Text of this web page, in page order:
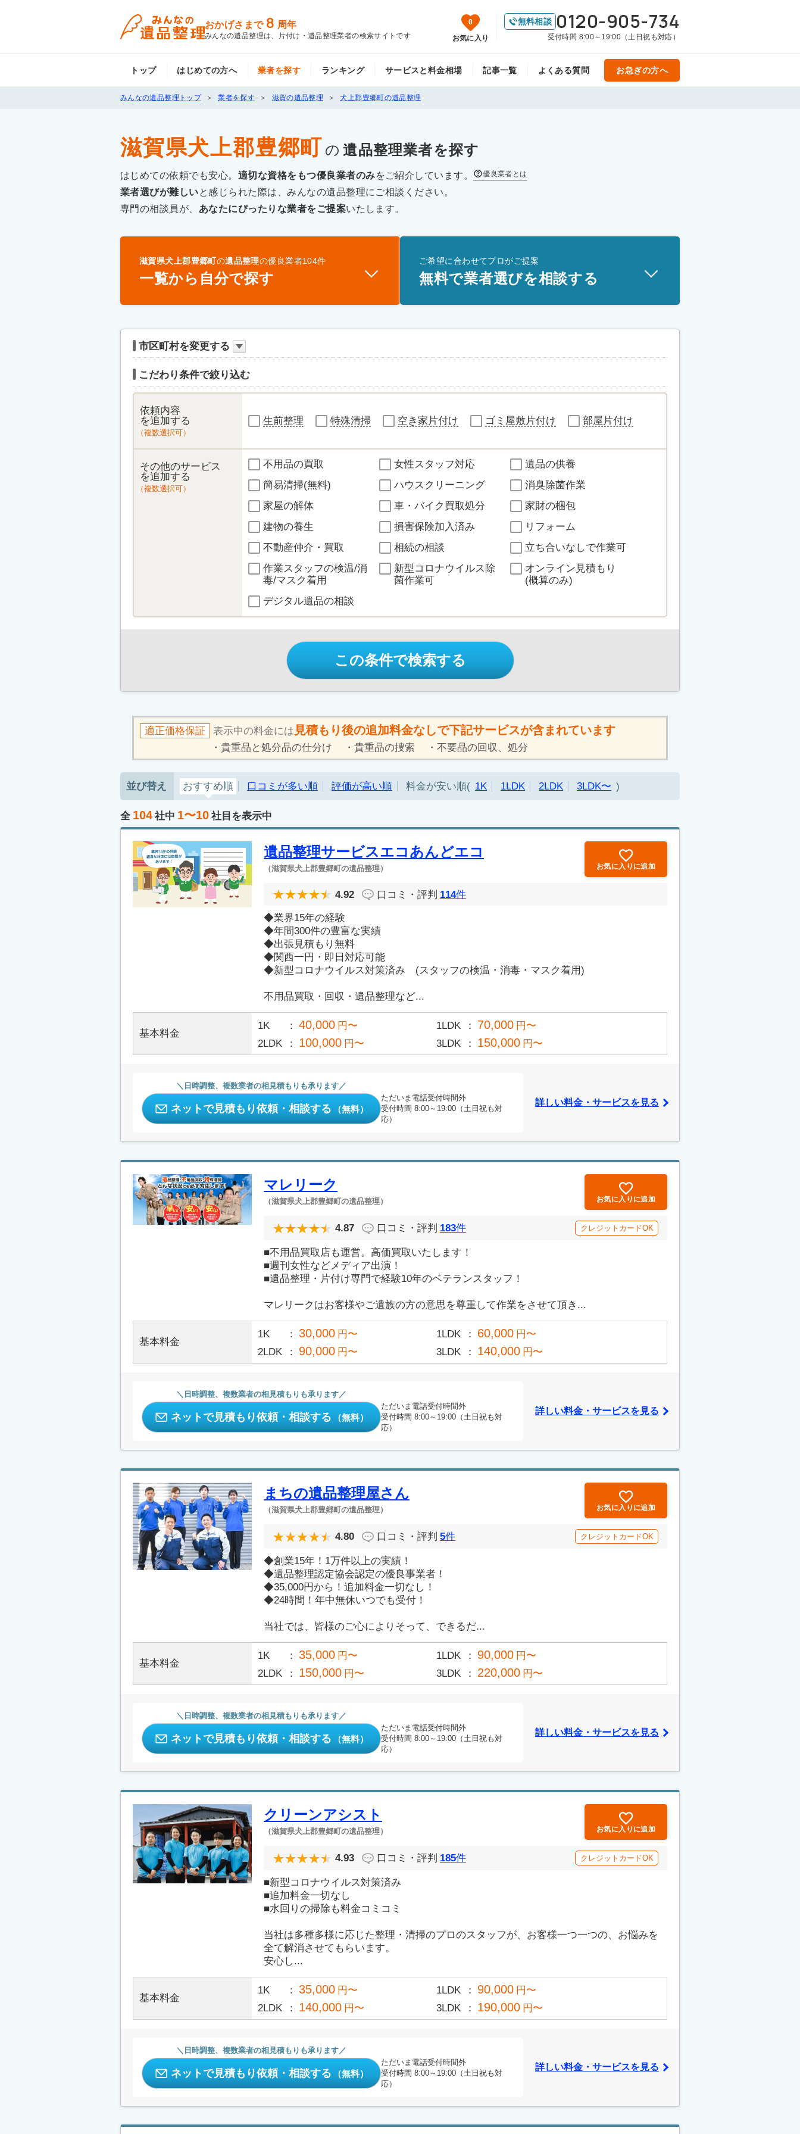
おかげさまで 8 周年
みんなの遺品整理は、片付け・遺品整理業者の検索サイトです
0
お気に入り
無料相談 0120-905-734
受付時間 8:00～19:00（土日祝も対応）
トップ はじめての方へ 業者を探す ランキング サービスと料金相場 記事一覧 よくある質問 お急ぎの方へ
みんなの遺品整理トップ 業者を探す 滋賀の遺品整理 犬上郡豊郷町の遺品整理
滋賀県犬上郡豊郷町 の 遺品整理業者を探す
はじめての依頼でも安心。 適切な資格をもつ優良業者のみをご紹介しています。 優良業者とは
業者選びが難しいと感じられた際は、みんなの遺品整理にご相談ください。
専門の相談員が、 あなたにぴったりな業者をご提案いたします。
滋賀県犬上郡豊郷町の遺品整理の優良業者104件
一覧から自分で探す
ご希望に合わせてプロがご提案
無料で業者選びを相談する
市区町村を変更する
こだわり条件で絞り込む
依頼内容
を追加する
（複数選択可）
生前整理 特殊清掃 空き家片付け ゴミ屋敷片付け 部屋片付け
その他のサービス
を追加する
（複数選択可）
不用品の買取 女性スタッフ対応
遺品の供養
簡易清掃(無料)
ハウスクリーニング
消臭除菌作業
家屋の解体
車・バイク買取処分
家財の梱包
建物の養生
損害保険加入済み
リフォーム
不動産仲介・買取
相続の相談
立ち合いなしで作業可
作業スタッフの検温/消
毒/マスク着用
新型コロナウイルス除
菌作業可
オンライン見積もり
(概算のみ)
デジタル遺品の相談
この条件で検索する
適正価格保証 表示中の料金には 見積もり後の追加料金なしで下記サービスが含まれています
貴重品と処分品の仕分け 貴重品の捜索 不要品の回収、処分
並び替え おすすめ順 口コミが多い順 評価が高い順 料金が安い順 1K 1LDK 2LDK 3LDK〜
全 104 社中 1〜10 社目を表示中
遺品整理サービスエコあんどエコ
（滋賀県犬上郡豊郷町の遺品整理） お気に入りに追加
4.92 口コミ・評判 114件
◆業界15年の経験
◆年間300件の豊富な実績
◆出張見積もり無料
◆関西一円・即日対応可能
◆新型コロナウイルス対策済み (スタッフの検温・消毒・マスク着用)
不用品買取・回収・遺品整理など...
基本料金
1K 40,000 円〜 1LDK 70,000 円〜
2LDK
100,000 円〜 3LDK 150,000 円〜
日時調整、複数業者の相見積もりも承ります
ネットで見積もり依頼・相談する （無料）
ただいま電話受付時間外
受付時間 8:00～19:00（土日祝も対
応）
詳しい料金・サービスを見る
マレリーク
（滋賀県犬上郡豊郷町の遺品整理） お気に入りに追加
4.87 口コミ・評判 183件 クレジットカードOK
■不用品買取店も運営。高価買取いたします！
■週刊女性などメディア出演！
■遺品整理・片付け専門で経験10年のベテランスタッフ！
マレリークはお客様やご遺族の方の意思を尊重して作業をさせて頂き...
基本料金
1K 30,000 円〜 1LDK 60,000 円〜
2LDK
90,000 円〜 3LDK 140,000 円〜
日時調整、複数業者の相見積もりも承ります
ネットで見積もり依頼・相談する （無料）
ただいま電話受付時間外
受付時間 8:00～19:00（土日祝も対
応）
詳しい料金・サービスを見る
まちの遺品整理屋さん
（滋賀県犬上郡豊郷町の遺品整理） お気に入りに追加
4.80 口コミ・評判 5件 クレジットカードOK
◆創業15年！1万件以上の実績！
◆遺品整理認定協会認定の優良事業者！
◆35,000円から！追加料金一切なし！
◆24時間！年中無休いつでも受付！
当社では、皆様のご心によりそって、できるだ...
基本料金
1K 35,000 円〜 1LDK 90,000 円〜
2LDK
150,000 円〜 3LDK 220,000 円〜
日時調整、複数業者の相見積もりも承ります
ネットで見積もり依頼・相談する （無料）
ただいま電話受付時間外
受付時間 8:00～19:00（土日祝も対
応）
詳しい料金・サービスを見る
クリーンアシスト
（滋賀県犬上郡豊郷町の遺品整理） お気に入りに追加
4.93 口コミ・評判 185件 クレジットカードOK
■新型コロナウイルス対策済み
■追加料金一切なし
■水回りの掃除も料金コミコミ
当社は多種多様に応じた整理・清掃のプロのスタッフが、お客様一つ一つの、お悩みを
全て解消させてもらいます。
安心し...
基本料金
1K 35,000 円〜 1LDK 90,000 円〜
2LDK
140,000 円〜 3LDK 190,000 円〜
日時調整、複数業者の相見積もりも承ります
ネットで見積もり依頼・相談する （無料）
ただいま電話受付時間外
受付時間 8:00～19:00（土日祝も対
応）
詳しい料金・サービスを見る